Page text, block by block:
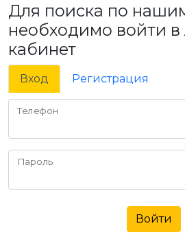
Для поиска по
необходимо войти
кабинет
Вход Регистрация
Телефон
Пароль
Войти